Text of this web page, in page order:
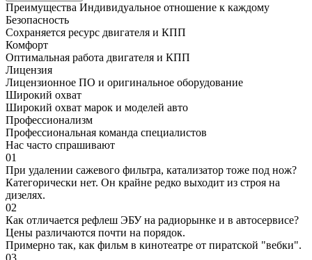
Преимущества Индивидуальное отношение к каждому
Безопасность
Сохраняется ресурс двигателя и КПП
Комфорт
Оптимальная работа двигателя и КПП
Лицензия
Лицензионное ПО и оригинальное оборудование
Широкий охват
Широкий охват марок и моделей авто
Профессионализм
Профессиональная команда специалистов
Нас часто спрашивают
01
При удалении сажевого фильтра, катализатор тоже под нож?
Категорически нет. Он крайне редко выходит из строя на
дизелях.
02
Как отличается рефлеш ЭБУ на радиорынке и в автосервисе?
Цены различаются почти на порядок.
Примерно так, как фильм в кинотеатре от пиратской "вебки".
03